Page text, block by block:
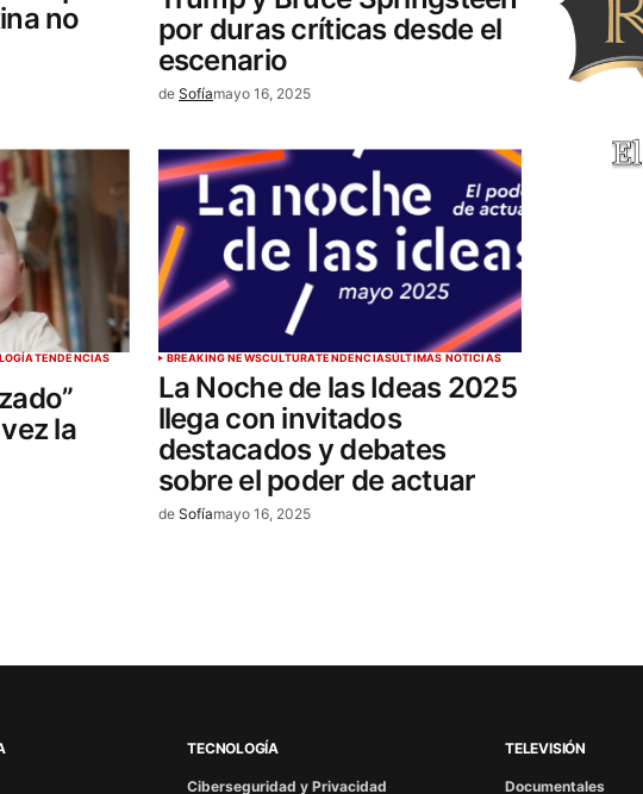
no
por duras críticas desde el
escenario
de Sofíamayo 16, 2025
TENDENCIAS
la
BREAKING NEWSCULTURATENDENCIASÚLTIMAS NOTICIAS
La Noche de las Ideas 2025
llega con invitados
destacados y debates
sobre el poder de actuar
de Sofíamayo 16, 2025
TECNOLOGÍA
Ciberseguridad y Privacidad
TELEVISIÓN
Documentales